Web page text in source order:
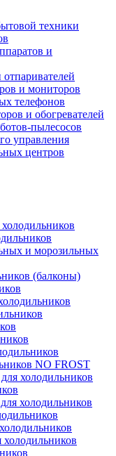
техники
и
и мониторов
телефонов
и обогревателей
пылесосов
управления
центров
и морозильных
(балконы)
NO FROST
холодильников
холодильников